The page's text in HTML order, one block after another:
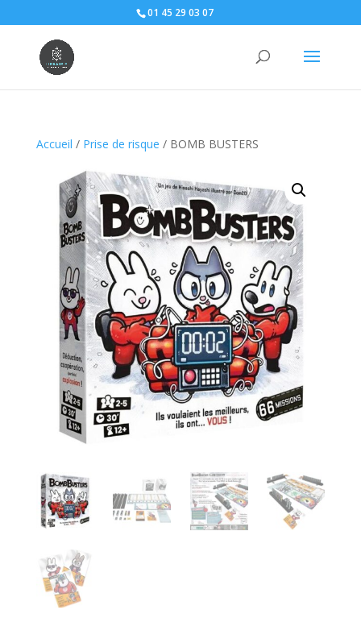
01 45 29 03 07
Accueil / Prise de risque / BOMB BUSTERS